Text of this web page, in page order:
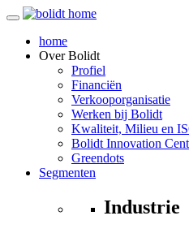
home
OverBolidt
Profiel
Financiën
Verkooporganisatie
Werken bij Bolidt
Kwaliteit, Milieu en
Bolidt Innovation
Greendots
Segmenten
Industrie